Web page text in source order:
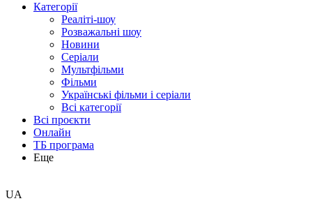
Категорії
Реаліті-шоу
Розважальні шоу
Новини
Серіали
Мультфільми
Фільми
Українські фільми і серіали
Всі категорії
Всі проєкти
Онлайн
ТБ програма
Еще
UA